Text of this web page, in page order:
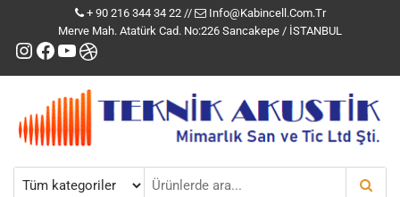
+ 90 216 344 34 22 //
Info@kabincell.com.tr
Merve Mah. Atatürk Cad. No:226 Sancakepe / İSTANBUL
Instagram
Facebook
YouTube
Dribbble
Kabincell Ofis Kabinleri